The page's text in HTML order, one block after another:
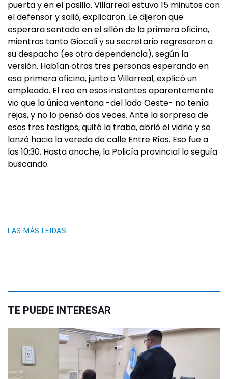
puerta y en el pasillo. Villarreal estuvo 15 minutos con
el defensor y salió, explicaron. Le dijeron que
esperara sentado en el sillón de la primera oficina,
mientras tanto Giocoli y su secretario regresaron a
su despacho (es otra dependencia), según la
versión. Habían otras tres personas esperando en
esa primera oficina, junto a Villarreal, explicó un
empleado. El reo en esos instantes aparentemente
vio que la única ventana -del lado Oeste- no tenía
rejas, y no lo pensó dos veces. Ante la sorpresa de
esos tres testigos, quitó la traba, abrió el vidrio y se
lanzó hacia la vereda de calle Entre Ríos. Eso fue a
las 10:30. Hasta anoche, la Policía provincial lo seguía
buscando.
LAS MÁS LEIDAS
TE PUEDE INTERESAR